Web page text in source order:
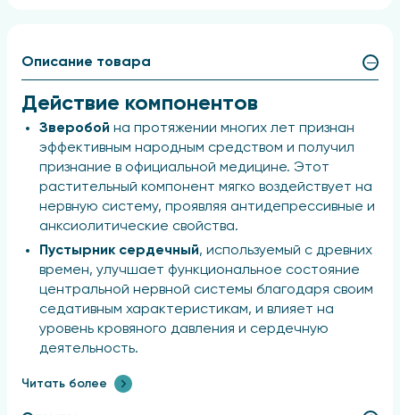
Описание товара
Действие компонентов
Зверобой на протяжении многих лет признан
эффективным народным средством и получил
признание в официальной медицине. Этот
растительный компонент мягко воздействует на
нервную систему, проявляя антидепрессивные и
анксиолитические свойства.
Пустырник сердечный, используемый с древних
времен, улучшает функциональное состояние
центральной нервной системы благодаря своим
седативным характеристикам, и влияет на
уровень кровяного давления и сердечную
деятельность.
Зеленый овес
средством. Его трава обладает
Читать более